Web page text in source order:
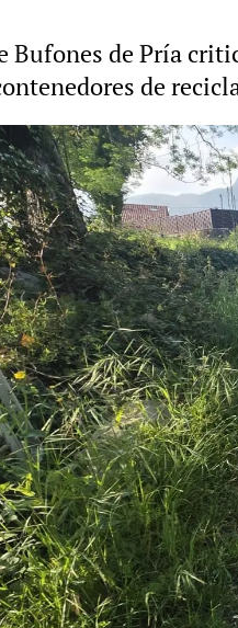
Bufones de Pría
de